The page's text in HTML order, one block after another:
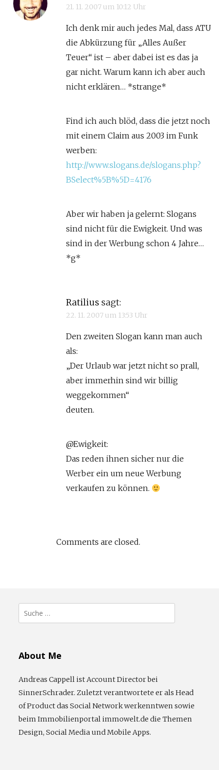
21. 11. 2007 um 10:12 Uhr
Ich denk mir auch jedes Mal, dass ATU
die Abkürzung für „Alles Außer
Teuer“ ist – aber dabei ist es das ja
gar nicht. Warum kann ich aber auch
nicht erklären… *strange*
Find ich auch blöd, dass die jetzt noch
mit einem Claim aus 2003 im Funk
werben:
http://www.slogans.de/slogans.php?
BSelect%5B%5D=4176
Aber wir haben ja gelernt: Slogans
sind nicht für die Ewigkeit. Und was
sind in der Werbung schon 4 Jahre…
*g*
Ratilius sagt:
22. 11. 2007 um 13:53 Uhr
Den zweiten Slogan kann man auch
als:
„Der Urlaub war jetzt nicht so prall,
aber immerhin sind wir billig
weggekommen“
deuten.
@Ewigkeit:
Das reden ihnen sicher nur die
Werber ein um neue Werbung
verkaufen zu können.
Comments are closed.
Suche
nach:
About Me
Andreas Cappell ist Account Director bei
SinnerSchrader. Zuletzt verantwortete er als Head
of Product das Social Network werkenntwen sowie
beim Immobilienportal immowelt.de die Themen
Design, Social Media und Mobile Apps.